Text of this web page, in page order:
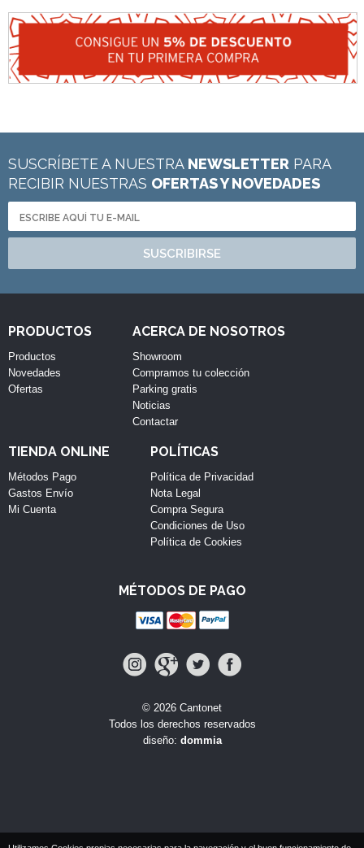
SUSCRÍBETE A NUESTRA NEWSLETTER PARA
RECIBIR NUESTRAS OFERTAS Y NOVEDADES
SUSCRIBIRSE
PRODUCTOS
Productos
Novedades
Ofertas
ACERCA DE NOSOTROS
Showroom
Compramos tu colección
Parking gratis
Noticias
Contactar
TIENDA ONLINE
Métodos Pago
Gastos Envío
Mi Cuenta
POLÍTICAS
Política de Privacidad
Nota Legal
Compra Segura
Condiciones de Uso
Política de Cookies
MÉTODOS DE PAGO
© 2026 Cantonet
Todos los derechos reservados
diseño: dommia